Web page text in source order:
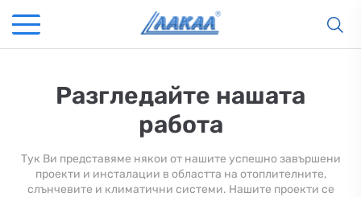
Разгледайте нашата
работа
Тук Ви представяме някои от нашите успешно завършени
проекти и инсталации в областта на отоплителните,
слънчевите и климатични системи. Нашите проекти се